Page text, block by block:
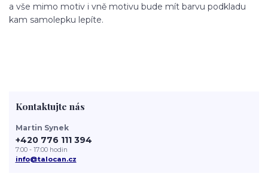
a vše mimo motiv i vně motivu bude mít barvu podkladu
kam samolepku lepíte.
Kontaktujte nás
Martin Synek
+420 776 111 394
7:00 - 17:00 hodin
info@talocan.cz